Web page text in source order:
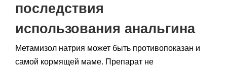
последствия
использования анальгина
Метамизол натрия может быть противопоказан и
самой кормящей маме. Препарат не